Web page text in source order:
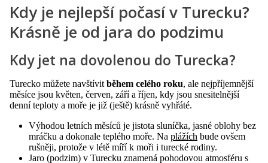
Kdy je nejlepší počasí v Turecku?
Krásně je od jara do podzimu
Kdy jet na dovolenou do Turecka?
Turecko můžete navštívit během celého roku, ale nejpříjemnější
měsíce jsou květen, červen, září a říjen, kdy jsou snesitelnější
denní teploty a moře je již (ještě) krásně vyhřáté.
Výhodou letních měsíců je jistota sluníčka, jasné oblohy bez
mráčku a dokonale teplého moře. Na plážích bude ovšem
rušněji, protože v létě míří k moři i turecké rodiny.
Jaro (podzim) v Turecku znamená pohodovou atmosféru s